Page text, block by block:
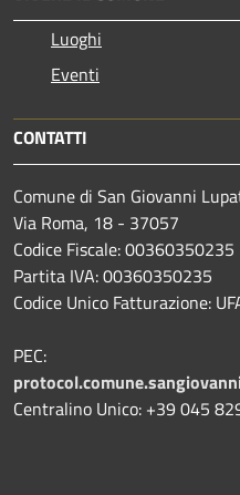
Luoghi
Eventi
CONTATTI
Comune di San Giovanni
Via Roma, 18 - 37057
Codice Fiscale: 00360350235
Partita IVA: 00360350235
Codice Unico Fatturazione:
PEC:
Centralino Unico: +39 045